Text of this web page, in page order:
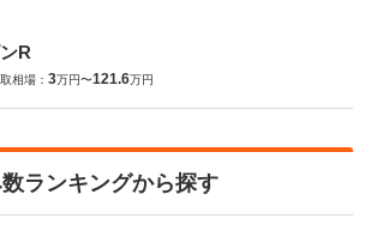
R
相場： 3万円〜121.6万円
ランキングから探す